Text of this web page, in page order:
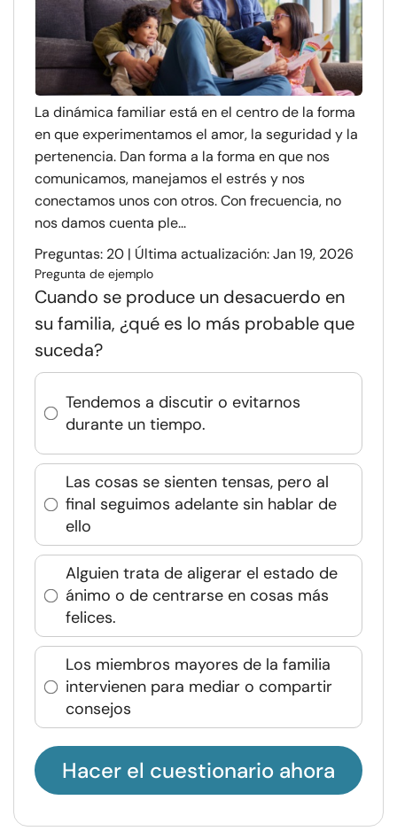
La dinámica familiar está en el centro de la forma
en que experimentamos el amor, la seguridad y la
pertenencia. Dan forma a la forma en que nos
comunicamos, manejamos el estrés y nos
conectamos unos con otros. Con frecuencia, no
nos damos cuenta ple...
Preguntas: 20 | Última actualización: Jan 19, 2026
Pregunta de ejemplo
Cuando se produce un desacuerdo en
su familia, ¿qué es lo más probable que
suceda?
Tendemos a discutir o evitarnos
durante un tiempo.
Las cosas se sienten tensas, pero al
final seguimos adelante sin hablar de
ello
Alguien trata de aligerar el estado de
ánimo o de centrarse en cosas más
felices.
Los miembros mayores de la familia
intervienen para mediar o compartir
consejos
Hacer el cuestionario ahora